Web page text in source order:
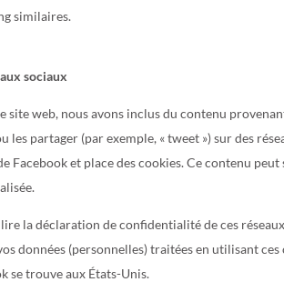
similaires.
sociaux
site web, nous avons inclus du contenu
les partager (par exemple, « tweet ») sur des
Facebook et place des cookies. Ce contenu
la déclaration de confidentialité de ces
données (personnelles) traitées en utilisant
se trouve aux États-Unis.